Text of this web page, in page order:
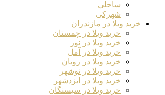
ساحلی
شهرکی
خرید ویلا در مازندران
خرید ویلا در چمستان
خرید ویلا در نور
خرید ویلا در آمل
خرید ویلا در رویان
خرید ویلا در نوشهر
خرید ویلا در ایزدشهر
خرید ویلا در سیسنگان